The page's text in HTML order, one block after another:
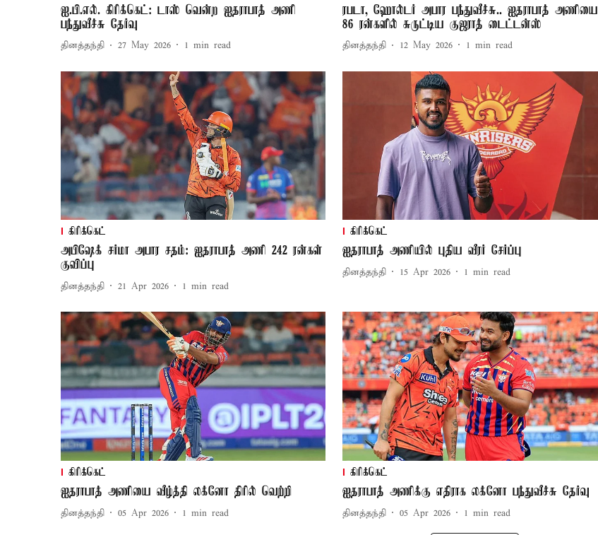
ஐ.பி.எல். கிரிக்கெட்: டாஸ் வென்ற ஐதராபாத் அணி
பந்துவீச்சு தேர்வு
தினத்தந்தி 27 May 2026 1 min read
ரபடா, ஹோல்டர் அபார பந்துவீச்சு.. ஐதராபாத் அணியை
86 ரன்களில் சுருட்டிய குஜராத் டைட்டன்ஸ்
தினத்தந்தி 12 May 2026 1 min read
கிரிக்கெட்
அபிஷேக் சர்மா அபார சதம்: ஐதராபாத் அணி 242 ரன்கள்
குவிப்பு
தினத்தந்தி 21 Apr 2026 1 min read
கிரிக்கெட்
ஐதராபாத் அணியில் புதிய வீரர் சேர்ப்பு
தினத்தந்தி 15 Apr 2026 1 min read
கிரிக்கெட்
ஐதராபாத் அணியை வீழ்த்தி லக்னோ திரில் வெற்றி
தினத்தந்தி 05 Apr 2026 1 min read
கிரிக்கெட்
ஐதராபாத் அணிக்கு எதிராக லக்னோ பந்துவீச்சு தேர்வு
தினத்தந்தி 05 Apr 2026 1 min read